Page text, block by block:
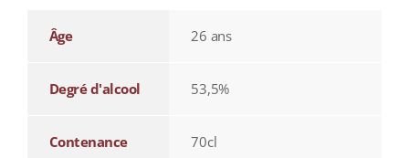
Âge 26 ans
Degré d'alcool 53,5%
Contenance 70cl